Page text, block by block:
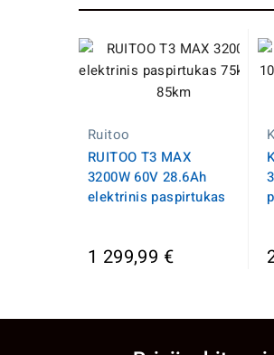
Ruitoo
RUITOO T3 MAX
3200W 60V 28.6Ah
elektrinis paspirtukas
1 299,99 €